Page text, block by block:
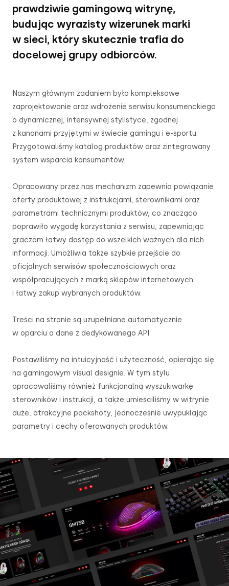
prawdziwie gamingową witrynę,
budując wyrazisty wizerunek marki
w sieci, który skutecznie trafia do
docelowej grupy odbiorców.
Naszym głównym zadaniem było kompleksowe
zaprojektowanie oraz wdrożenie serwisu konsumenckiego
o dynamicznej, intensywnej stylistyce, zgodnej
z kanonami przyjętymi w świecie gamingu i e-sportu.
Przygotowaliśmy katalog produktów oraz zintegrowany
system wsparcia konsumentów.
Opracowany przez nas mechanizm zapewnia powiązanie
oferty produktowej z instrukcjami, sterownikami oraz
parametrami technicznymi produktów, co znacząco
poprawiło wygodę korzystania z serwisu, zapewniając
graczom łatwy dostęp do wszelkich ważnych dla nich
informacji. Umożliwia także szybkie przejście do
oficjalnych serwisów społecznościowych oraz
współpracujących z marką sklepów internetowych
i łatwy zakup wybranych produktów.
Treści na stronie są uzupełniane automatycznie
w oparciu o dane z dedykowanego API.
Postawiliśmy na intuicyjność i użyteczność, opierając się
na gamingowym visual designie. W tym stylu
opracowaliśmy również funkcjonalną wyszukiwarkę
sterowników i instrukcji, a także umieściliśmy w witrynie
duże, atrakcyjne packshoty, jednocześnie uwypuklając
parametry i cechy oferowanych produktów.